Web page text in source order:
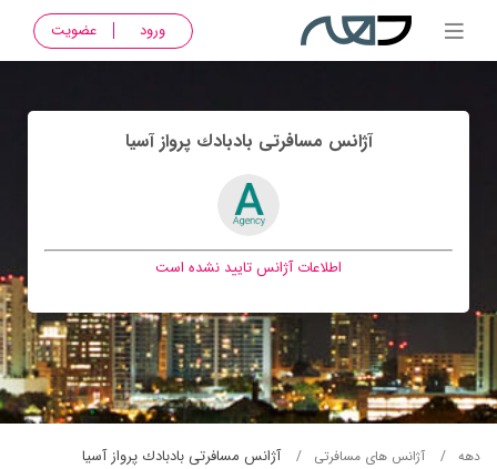
ورود عضویت
آژانس مسافرتی بادبادك پرواز آسيا
اطلاعات آژانس تایید نشده است
دهه آژانس های مسافرتی آژانس مسافرتی بادبادك پرواز آسيا